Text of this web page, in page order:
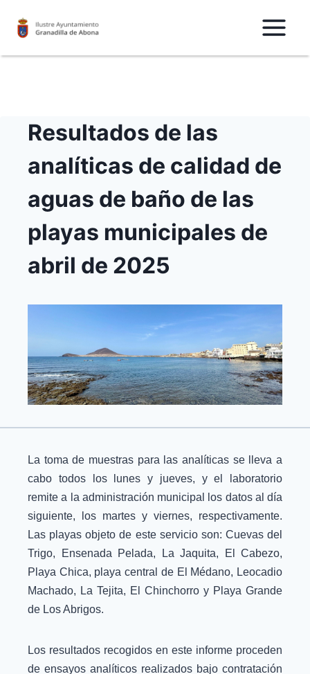
Resultados de las
analíticas de calidad de
aguas de baño de las
playas municipales de
abril de 2025
La toma de muestras para las analíticas se lleva a
cabo todos los lunes y jueves, y el laboratorio
remite a la administración municipal los datos al día
siguiente, los martes y viernes, respectivamente.
Las playas objeto de este servicio son: Cuevas del
Trigo, Ensenada Pelada, La Jaquita, El Cabezo,
Playa Chica, playa central de El Médano, Leocadio
Machado, La Tejita, El Chinchorro y Playa Grande
de Los Abrigos.
Los resultados recogidos en este informe proceden
de ensayos analíticos realizados bajo contratación